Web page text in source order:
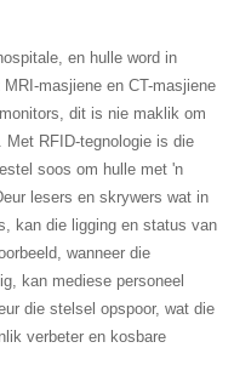
en hulle word in
masjiene en CT-masjiene
dit is nie maklik om
RFID-tegnologie is die
soos om hulle met 'n
lesers en skrywers wat in
kan die ligging en status van
wanneer die
kan mediese personeel
die stelsel opspoor, wat die
verbeter en kosbare